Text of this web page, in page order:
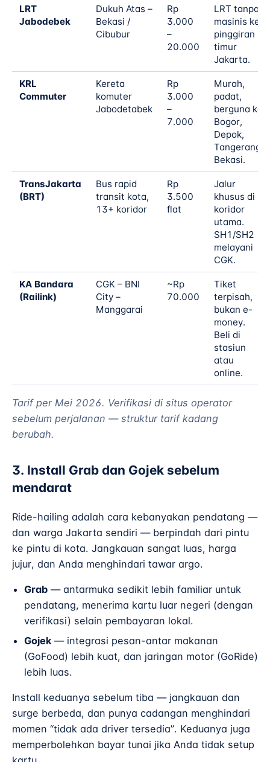
LRT
Jabodebek
Dukuh Atas –
Bekasi /
Cibubur
Rp
3.000
–
20.000
LRT tanpa
masinis ke
pinggiran
timur
Jakarta.
KRL
Commuter
Kereta
komuter
Jabodetabek
Rp
3.000
–
7.000
Murah,
padat,
berguna ke
Bogor,
Depok,
Tangerang,
Bekasi.
TransJakarta
(BRT)
Bus rapid
transit kota,
13+ koridor
Rp
3.500
flat
Jalur
khusus di
koridor
utama.
SH1/SH2
melayani
CGK.
KA Bandara
(Railink)
CGK – BNI
City –
Manggarai
~Rp
70.000
Tiket
terpisah,
bukan e-
money.
Beli di
stasiun
atau
online.
Tarif per Mei 2026. Verifikasi di situs operator
sebelum perjalanan — struktur tarif kadang
berubah.
3. Install Grab dan Gojek sebelum
mendarat
Ride-hailing adalah cara kebanyakan pendatang —
dan warga Jakarta sendiri — berpindah dari pintu
ke pintu di kota. Jangkauan sangat luas, harga
jujur, dan Anda menghindari tawar argo.
Grab — antarmuka sedikit lebih familiar untuk
pendatang, menerima kartu luar negeri (dengan
verifikasi) selain pembayaran lokal.
Gojek — integrasi pesan-antar makanan
(GoFood) lebih kuat, dan jaringan motor (GoRide)
lebih luas.
Install keduanya sebelum tiba — jangkauan dan
surge berbeda, dan punya cadangan menghindari
momen “tidak ada driver tersedia”. Keduanya juga
memperbolehkan bayar tunai jika Anda tidak setup